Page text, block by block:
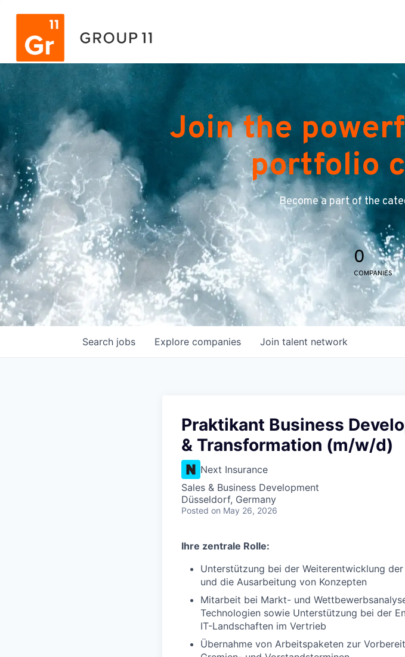
Join the
portfolio
Become a part of the
0
COMPANIES
Search jobs Explore companies Join talent network
Praktikant Business
& Transformation (m/w/d)
Next Insurance
Sales & Business Development
Düsseldorf, Germany
Posted on May 26, 2026
Ihre zentrale Rolle:
Unterstützung bei der Weiterentwicklung
und die Ausarbeitung von Konzepten
Mitarbeit bei Markt- und
Technologien sowie Unterstützung bei der
IT-Landschaften im Vertrieb
Übernahme von Arbeitspaketen zur